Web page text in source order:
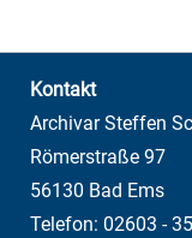
Kontakt
Archivar Steffen
Römerstraße 97
56130 Bad Ems
Telefon: 02603 -